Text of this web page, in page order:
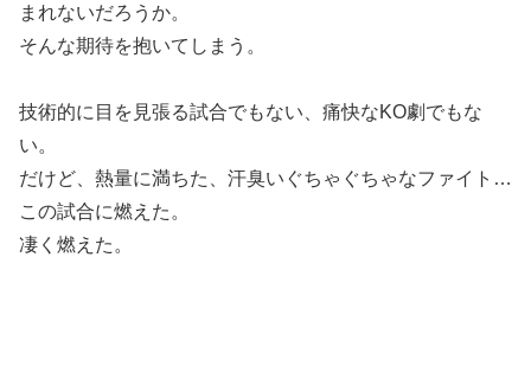
まれないだろうか。
そんな期待を抱いてしまう。
技術的に目を見張る試合でもない、痛快なKO劇でもな
い。
だけど、熱量に満ちた、汗臭いぐちゃぐちゃなファイト…
この試合に燃えた。
凄く燃えた。